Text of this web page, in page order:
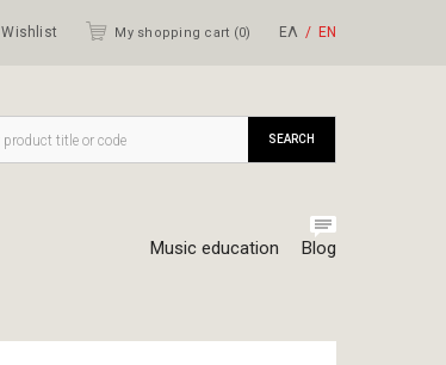
Wishlist My shopping cart (0) ΕΛ ΕΝ
Music education Blog
SEARCH